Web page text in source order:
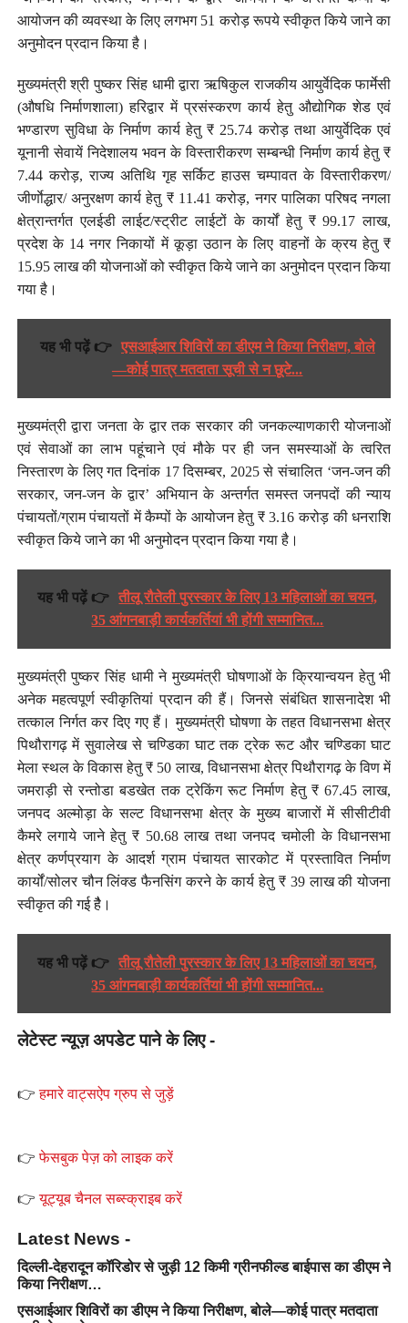
आयोजन की व्यवस्था के लिए लगभग 51 करोड़ रूपये स्वीकृत किये जाने का
अनुमोदन प्रदान किया है।
मुख्यमंत्री श्री पुष्कर सिंह धामी द्वारा ऋषिकुल राजकीय आयुर्वेदिक फार्मेसी
(औषधि निर्माणशाला) हरिद्वार में प्रसंस्करण कार्य हेतु औद्योगिक शेड एवं
भण्डारण सुविधा के निर्माण कार्य हेतु ₹ 25.74 करोड़ तथा आयुर्वेदिक एवं
यूनानी सेवायें निदेशालय भवन के विस्तारीकरण सम्बन्धी निर्माण कार्य हेतु ₹
7.44 करोड़, राज्य अतिथि गृह सर्किट हाउस चम्पावत के विस्तारीकरण/
जीर्णाेद्धार/ अनुरक्षण कार्य हेतु ₹ 11.41 करोड़, नगर पालिका परिषद नगला
क्षेत्रान्तर्गत एलईडी लाईट/स्ट्रीट लाईटों के कार्यों हेतु ₹ 99.17 लाख,
प्रदेश के 14 नगर निकायों में कूड़ा उठान के लिए वाहनों के क्रय हेतु ₹
15.95 लाख की योजनाओं को स्वीकृत किये जाने का अनुमोदन प्रदान किया
गया है।
यह भी पढ़ें 👉 एसआईआर शिविरों का डीएम ने किया निरीक्षण, बोले
—कोई पात्र मतदाता सूची से न छूटे...
मुख्यमंत्री द्वारा जनता के द्वार तक सरकार की जनकल्याणकारी योजनाओं
एवं सेवाओं का लाभ पहूंचाने एवं मौके पर ही जन समस्याओं के त्वरित
निस्तारण के लिए गत दिनांक 17 दिसम्बर, 2025 से संचालित ‘जन-जन की
सरकार, जन-जन के द्वार’ अभियान के अन्तर्गत समस्त जनपदों की न्याय
पंचायतों/ग्राम पंचायतों में कैम्पों के आयोजन हेतु ₹ 3.16 करोड़ की धनराशि
स्वीकृत किये जाने का भी अनुमोदन प्रदान किया गया है।
यह भी पढ़ें 👉
तीलू रौतेली पुरस्कार के लिए 13 महिलाओं का चयन,
35 आंगनबाड़ी कार्यकर्तियां भी होंगी सम्मानित...
मुख्यमंत्री पुष्कर सिंह धामी ने मुख्यमंत्री घोषणाओं के क्रियान्वयन हेतु भी
अनेक महत्वपूर्ण स्वीकृतियां प्रदान की हैं। जिनसे संबंधित शासनादेश भी
तत्काल निर्गत कर दिए गए हैं। मुख्यमंत्री घोषणा के तहत विधानसभा क्षेत्र
पिथौरागढ़ में सुवालेख से चण्डिका घाट तक ट्रेक रूट और चण्डिका घाट
मेला स्थल के विकास हेतु ₹ 50 लाख, विधानसभा क्षेत्र पिथौरागढ़ के विण में
जमराड़ी से रन्तोडा बडखेत तक ट्रेकिंग रूट निर्माण हेतु ₹ 67.45 लाख,
जनपद अल्मोड़ा के सल्ट विधानसभा क्षेत्र के मुख्य बाजारों में सीसीटीवी
कैमरे लगाये जाने हेतु ₹ 50.68 लाख तथा जनपद चमोली के विधानसभा
क्षेत्र कर्णप्रयाग के आदर्श ग्राम पंचायत सारकोट में प्रस्तावित निर्माण
कार्यों/सोलर चौन लिंक्ड फैनसिंग करने के कार्य हेतु ₹ 39 लाख की योजना
स्वीकृत की गई हैै।
यह भी पढ़ें 👉
तीलू रौतेली पुरस्कार के लिए 13 महिलाओं का चयन,
35 आंगनबाड़ी कार्यकर्तियां भी होंगी सम्मानित...
लेटेस्ट न्यूज़ अपडेट पाने के लिए -
👉हमारे वाट्सऐप ग्रुप से जुड़ें
👉फेसबुक पेज़ को लाइक करें
👉यूट्यूब चैनल सब्स्क्राइब करें
Latest News -
दिल्ली-देहरादून कॉरिडोर से जुड़ी 12 किमी ग्रीनफील्ड बाईपास का डीएम ने
किया निरीक्षण…
एसआईआर शिविरों का डीएम ने किया निरीक्षण, बोले—कोई पात्र मतदाता